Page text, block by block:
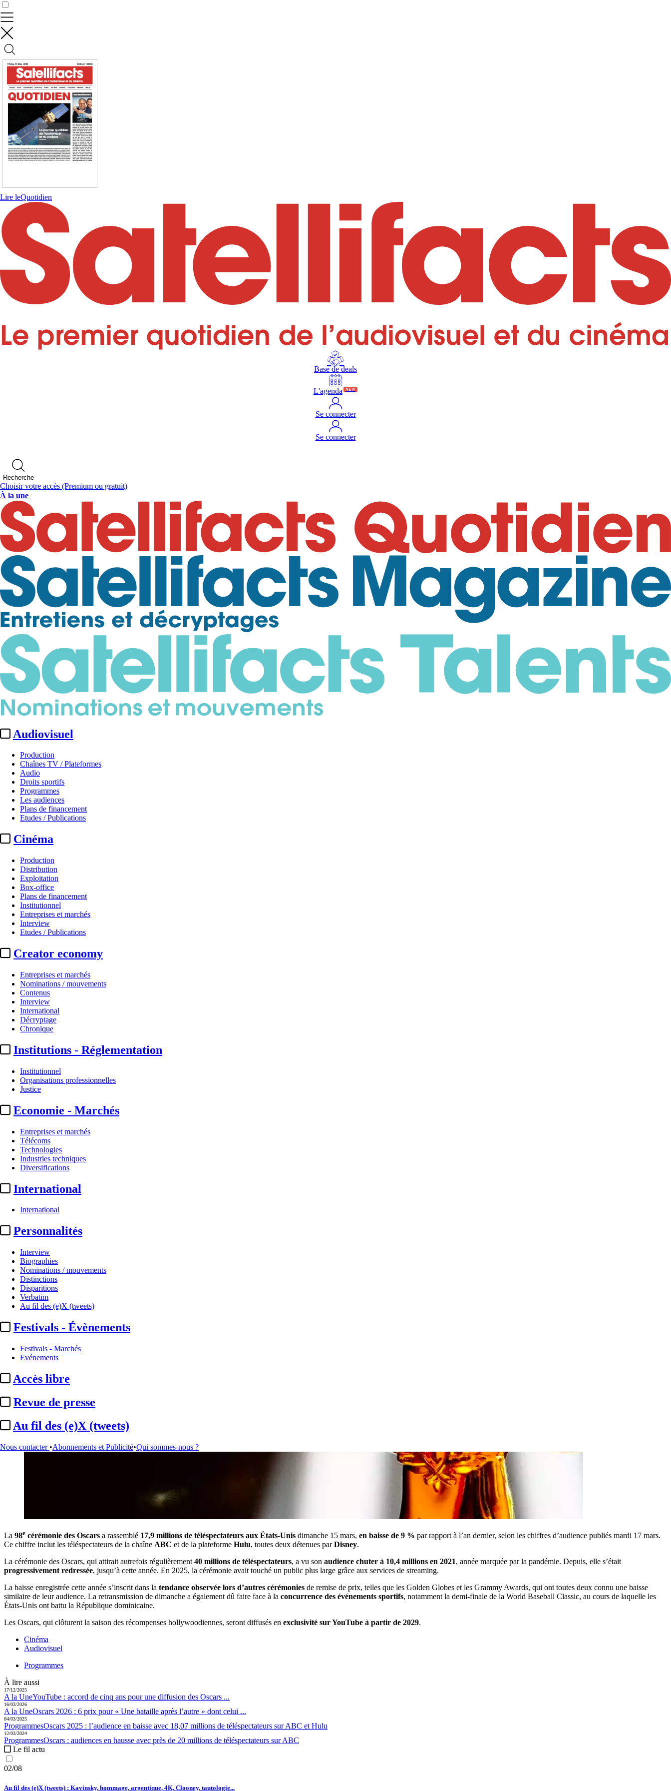
Lire leQuotidien
Base de deals
L'agenda NEW
Se connecter
Se connecter
Recherche
Choisir votre accès (Premium ou gratuit)
À la une
Audiovisuel
Production
Chaînes TV / Plateformes
Audio
Droits sportifs
Programmes
Les audiences
Plans de financement
Etudes / Publications
Cinéma
Production
Distribution
Exploitation
Box-office
Plans de financement
Institutionnel
Entreprises et marchés
Interview
Etudes / Publications
Creator economy
Entreprises et marchés
Nominations / mouvements
Contenus
Interview
International
Décryptage
Chronique
Institutions - Réglementation
Institutionnel
Organisations professionnelles
Justice
Economie - Marchés
Entreprises et marchés
Télécoms
Technologies
Industries techniques
Diversifications
International
International
Personnalités
Interview
Biographies
Nominations / mouvements
Distinctions
Disparitions
Verbatim
Au fil des (e)X (tweets)
Festivals - Évènements
Festivals - Marchés
Evénements
Accès libre
Revue de presse
Au fil des (e)X (tweets)
Nous contacter •Abonnements et Publicité•Qui sommes-nous ?
Programmes
Oscars 2026 :
Translate
Par
JS avec AFP
Actualité n° 345436|Publié le 18 mars 2026 11:13
Écouter cet article
0:00 / 1:03
1 minute
La 98e cérémonie des Oscars a rassemblé 17,9 millions de téléspectateurs aux États-Unis dimanche 15 mars, en baisse de 9 % par rapport à l’an dernier, selon les chiffres d’audience publiés mardi 17 mars.
Ce chiffre inclut les téléspectateurs de la chaîne ABC et de la plateforme Hulu, toutes deux détenues parDisney.
La cérémonie des Oscars, qui attirait autrefois régulièrement 40 millions de téléspectateurs, a vu son audience chuter à 10,4 millions en 2021, année marquée par la pandémie. Depuis, elle s’était
progressivement redressée, jusqu’à cette année. En 2025, la cérémonie avait touché un public plus large grâce aux services de streaming.
La baisse enregistrée cette année s’inscrit dans la tendance observée lors d’autres cérémonies de remise de prix, telles que les Golden Globes et les Grammy Awards, qui ont toutes deux connu une baisse
similaire de leur audience. La retransmission de dimanche a également dû faire face à la concurrence des événements sportifs, notamment la demi-finale de la World Baseball Classic, au cours de laquelle les
États-Unis ont battu la République dominicaine.
Les Oscars, qui clôturent la saison des récompenses hollywoodiennes, seront diffusés en exclusivité sur YouTube à partir de 2029.
Cinéma
Audiovisuel
Programmes
À lire aussi
17/12/2025
A la UneYouTube : accord de cinq ans pour une diffusion des Oscars ...
16/03/2026
A la UneOscars 2026 : 6 prix pour « Une bataille après l’autre » dont celui ...
04/03/2025
ProgrammesOscars 2025 : l’audience en baisse avec 18,07 millions de téléspectateurs sur ABC et Hulu
12/03/2024
ProgrammesOscars : audiences en hausse avec près de 20 millions de téléspectateurs sur ABC
Le fil actu
02/08
Au fil des (e)X (tweets) : Kavinsky, hommage, argentique, 4K, Clooney, tautologie...
Contrôler vos données